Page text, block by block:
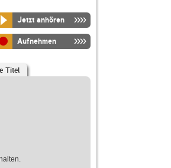
Jetzt anhören
Aufnehmen
Titel